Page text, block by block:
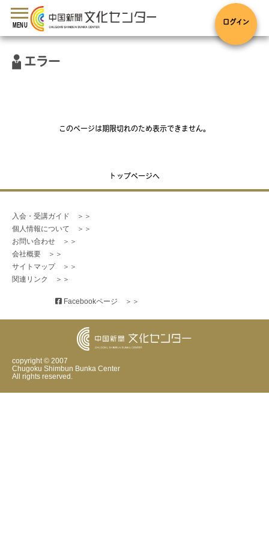
toggle
navigation
MENU ログイン
エラー
このページは期限切れのため表示できません。
トップページへ
入会・受講ガイド　＞＞
個人情報について　＞＞
お問い合わせ　＞＞
会社概要　＞＞
サイトマップ　＞＞
関連リンク　＞＞
Facebookページ　＞＞
copyright © 2007
Chugoku Shimbun Bunka Center
All rights reserved.